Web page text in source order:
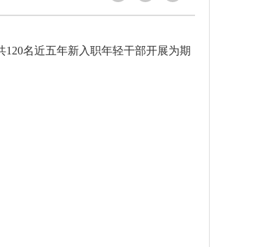
120名近五年新入职年轻干部开展为期